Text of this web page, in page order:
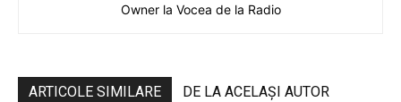
Owner la Vocea de la Radio
ARTICOLE SIMILARE DE LA ACELAȘI AUTOR